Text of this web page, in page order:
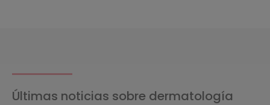
Últimas noticias sobre dermatología